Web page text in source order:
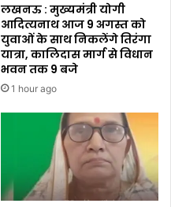
लखनऊ : मुख्यमंत्री योगी
आदित्यनाथ आज 9 अगस्त को
युवाओं के साथ निकलेंगे तिरंगा
यात्रा, कालिदास मार्ग से विधान
भवन तक 9 बजे
1 hour ago